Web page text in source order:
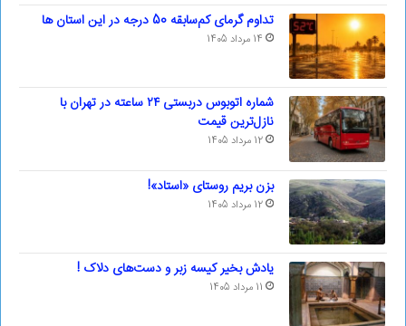
تداوم گرمای کم‌سابقه 50 درجه در این استان ها
14 مرداد 1405
شماره اتوبوس دربستی ۲۴ ساعته در تهران با
نازل‌ترین قیمت
12 مرداد 1405
بزن بریم روستای «استاد»!
12 مرداد 1405
یادش بخیر کیسه‌ زبر و دست‌های دلاک !
11 مرداد 1405